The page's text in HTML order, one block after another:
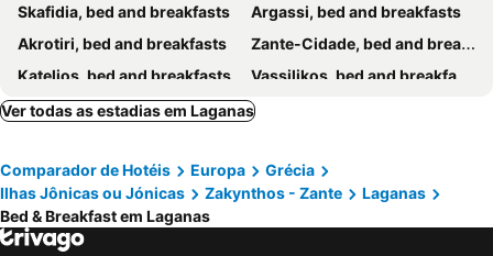
Skafidia, bed and breakfasts
Argassi, bed and breakfasts
Akrotiri, bed and breakfasts
Zante-Cidade, bed and breakfasts
Katelios, bed and breakfasts
Vassilikos, bed and breakfasts
Skinari, bed and breakfasts
Ver todas as estadias em Laganas
Comparador de Hotéis Europa
Grécia
Ilhas Jônicas ou Jónicas
Zakynthos - Zante
Laganas
Bed & Breakfast em Laganas